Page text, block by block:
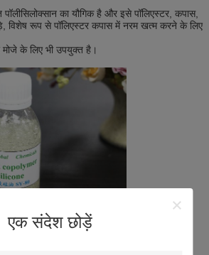
एक संदेश छोड़ें
पॉलीसिलोक्सान का यौगिक है और इसे पॉलिएस्टर, कपास,
विशेष रूप से पॉलिएस्टर कपास में नरम खत्म करने के लिए
के लिए भी उपयुक्त है।